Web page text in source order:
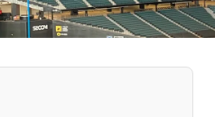
兵庫エリア
島根エリア